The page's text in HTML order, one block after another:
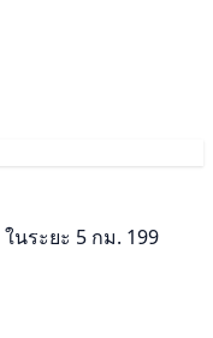
ในระยะ 5 กม. 199